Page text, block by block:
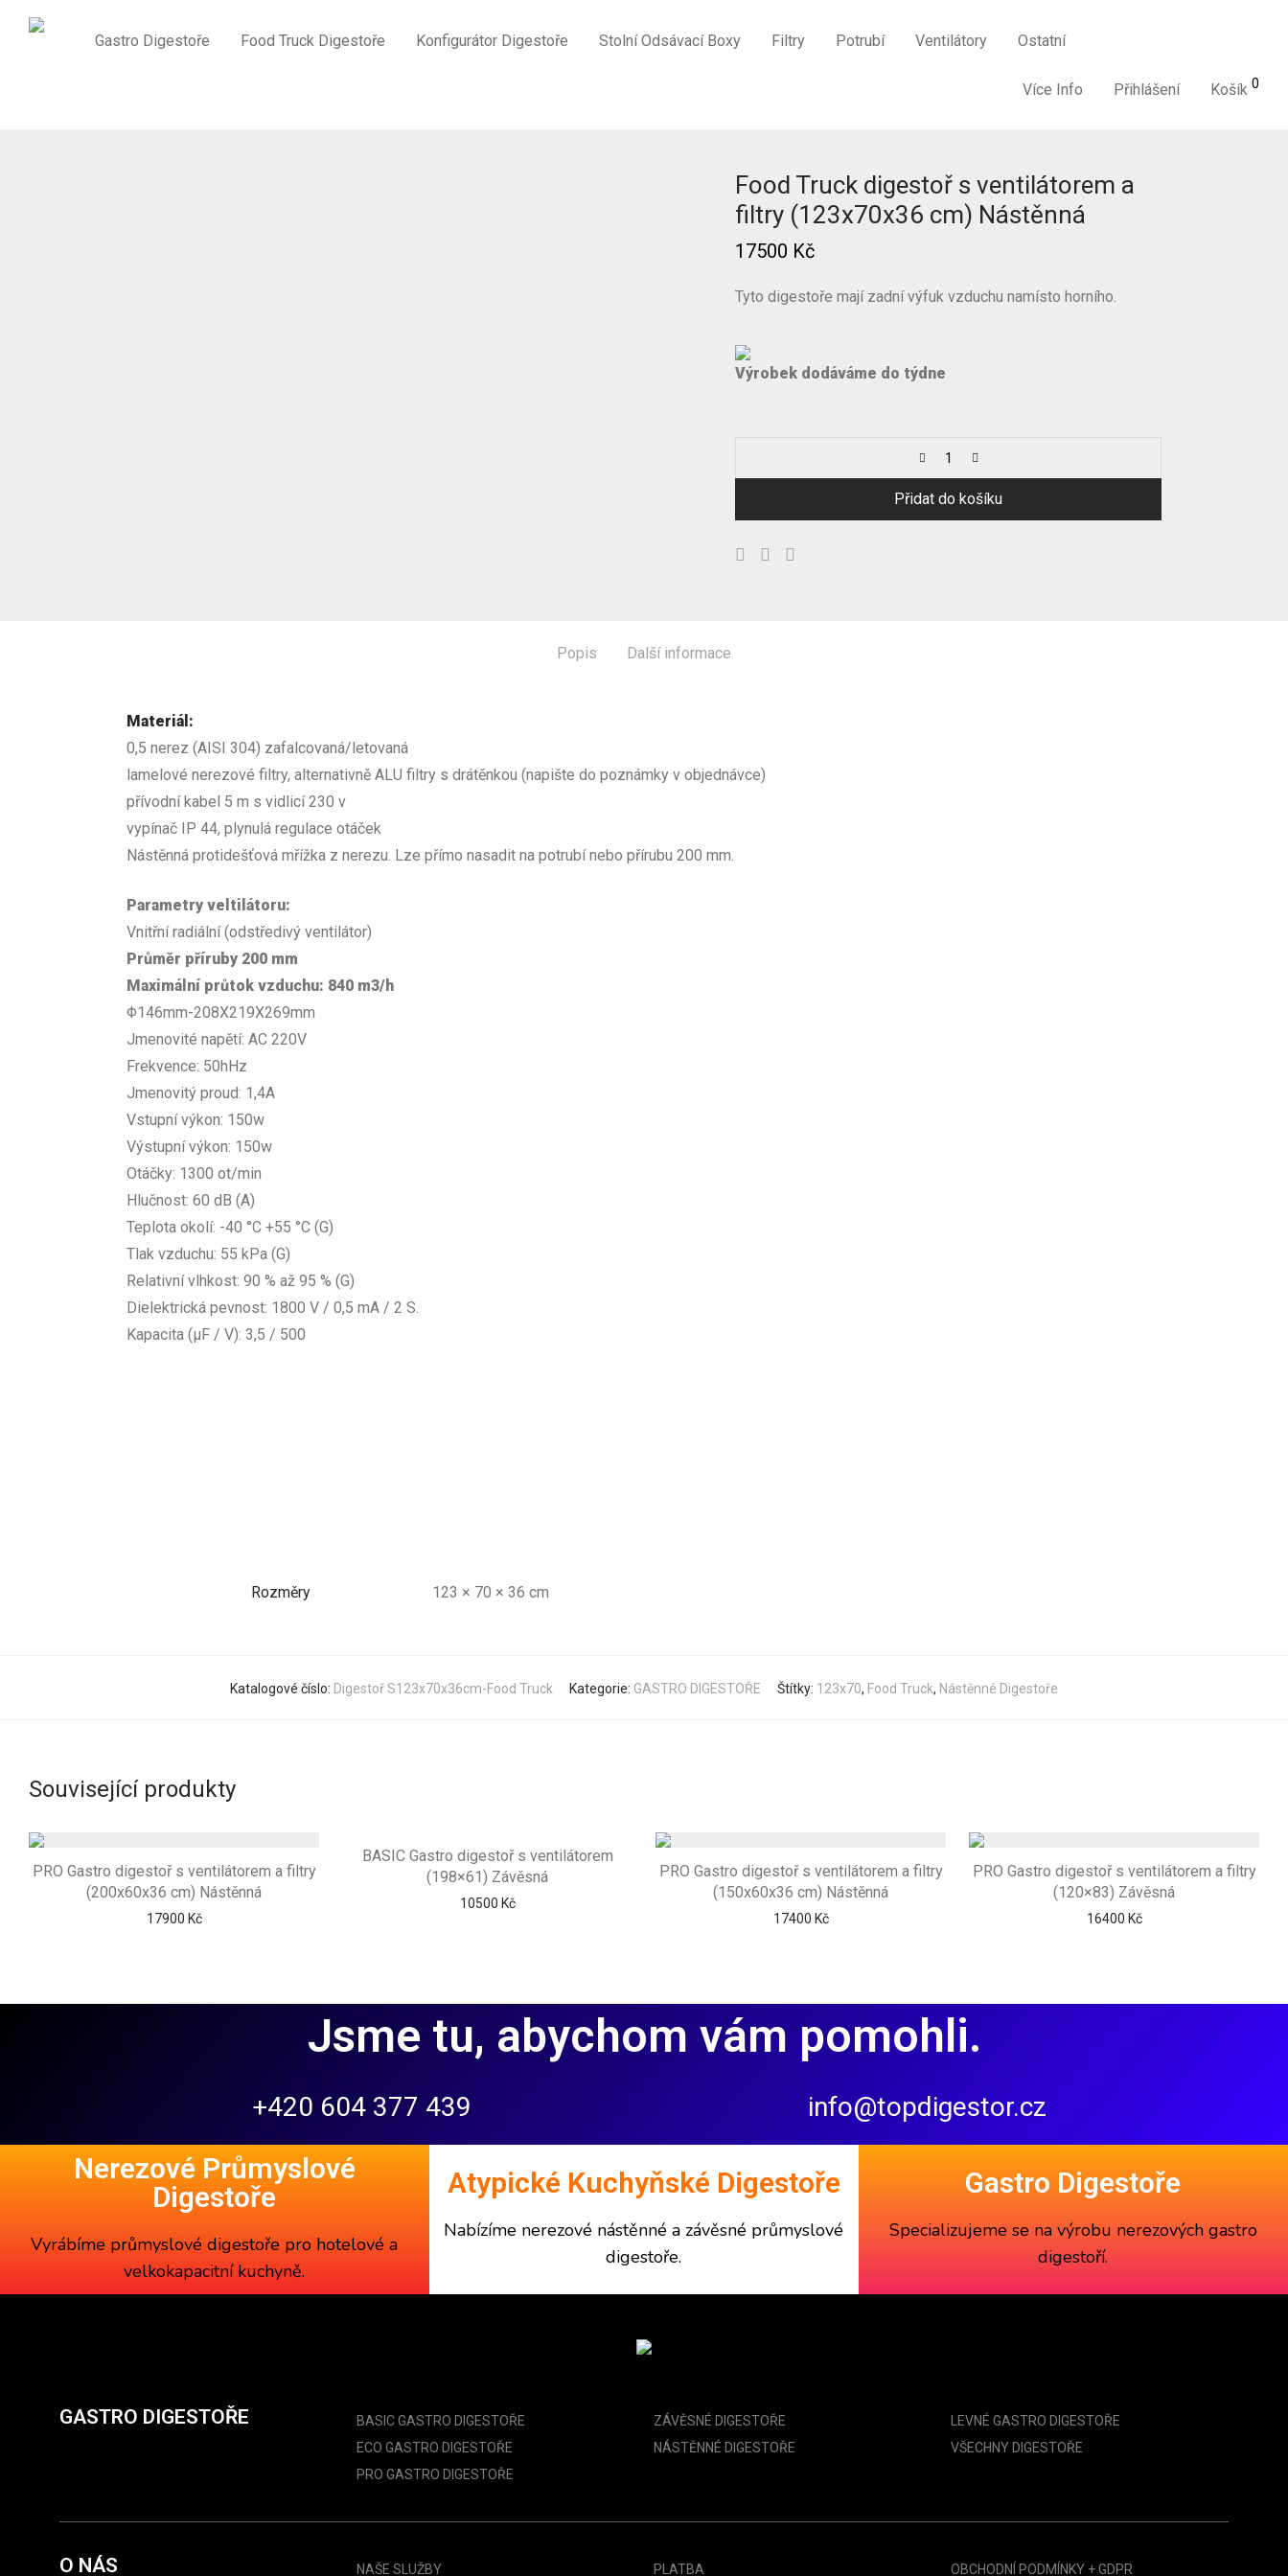
Gastro Digestoře Food Truck Digestoře Konfigurátor Digestoře Stolní Odsávací Boxy Filtry Potrubí Ventilátory Ostatní
Více Info Přihlášení Košík 0
Food Truck digestoř s ventilátorem a
filtry (123x70x36 cm) Nástěnná
17500 Kč
Tyto digestoře mají zadní výfuk vzduchu namísto horního.
Výrobek dodáváme do týdne
Přidat do košíku
Popis Další informace
Materiál:
0,5 nerez (AISI 304) zafalcovaná/letovaná
lamelové nerezové filtry, alternativně ALU filtry s drátěnkou (napište do poznámky v objednávce)
přívodní kabel 5 m s vidlicí 230 v
vypínač IP 44, plynulá regulace otáček
Nástěnná protidešťová mřížka z nerezu. Lze přímo nasadit na potrubí nebo přírubu 200 mm.
Parametry veltilátoru:
Vnitřní radiální (odstředivý ventilátor)
Průměr příruby 200 mm
Maximální průtok vzduchu: 840 m3/h
Φ146mm-208X219X269mm
Jmenovité napětí: AC 220V
Frekvence: 50hHz
Jmenovitý proud: 1,4A
Vstupní výkon: 150w
Výstupní výkon: 150w
Otáčky: 1300 ot/min
Hlučnost: 60 dB (A)
Teplota okolí: -40 °C +55 °C (G)
Tlak vzduchu: 55 kPa (G)
Relativní vlhkost: 90 % až 95 % (G)
Dielektrická pevnost: 1800 V / 0,5 mA / 2 S.
Kapacita (μF / V): 3,5 / 500
Rozměry 123 × 70 × 36 cm
Katalogové číslo: Digestoř S123x70x36cm-Food Truck Kategorie: GASTRO DIGESTOŘE Štítky: 123x70, Food Truck, Nástěnné Digestoře
Související produkty
PRO Gastro digestoř s ventilátorem a filtry
(200x60x36 cm) Nástěnná
17900 Kč
BASIC Gastro digestoř s ventilátorem
(198×61) Závěsná
10500 Kč
PRO Gastro digestoř s ventilátorem a filtry
(150x60x36 cm) Nástěnná
17400 Kč
PRO Gastro digestoř s ventilátorem a filtry
(120×83) Závěsná
16400 Kč
Jsme tu, abychom vám pomohli.
+420 604 377 439 info@topdigestor.cz
Nerezové Průmyslové
Digestoře
Vyrábíme průmyslové digestoře pro hotelové a
velkokapacitní kuchyně.
Atypické Kuchyňské Digestoře
Nabízíme nerezové nástěnné a závěsné průmyslové
digestoře.
Gastro Digestoře
Specializujeme se na výrobu nerezových gastro
digestoří.
GASTRO DIGESTOŘE
BASIC GASTRO DIGESTOŘE
ECO GASTRO DIGESTOŘE
PRO GASTRO DIGESTOŘE
ZÁVĚSNÉ DIGESTOŘE
NÁSTĚNNÉ DIGESTOŘE
LEVNÉ GASTRO DIGESTOŘE
VŠECHNY DIGESTOŘE
O NÁS NAŠE SLUŽBY PLATBA OBCHODNÍ PODMÍNKY + GDPR